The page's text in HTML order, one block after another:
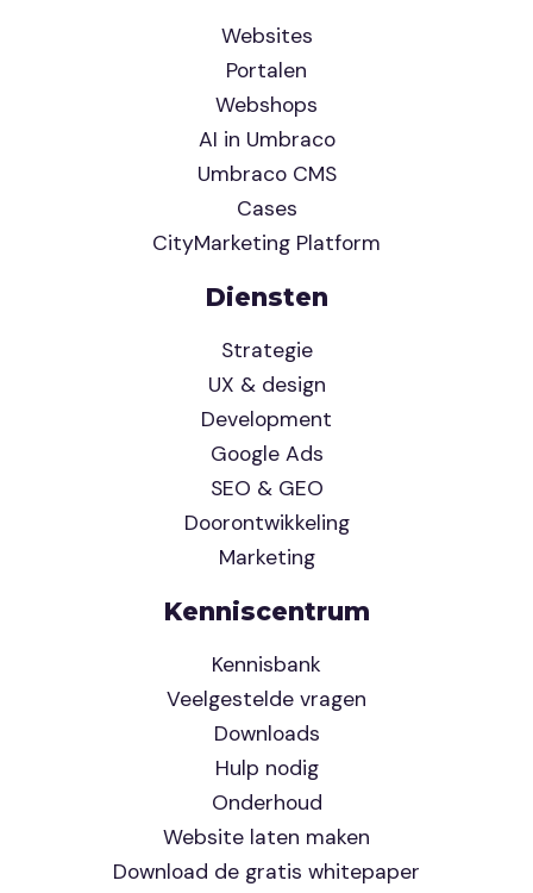
Websites
Portalen
Webshops
AI in Umbraco
Umbraco CMS
Cases
CityMarketing Platform
Diensten
Strategie
UX & design
Development
Google Ads
SEO & GEO
Doorontwikkeling
Marketing
Kenniscentrum
Kennisbank
Veelgestelde vragen
Downloads
Hulp nodig
Onderhoud
Website laten maken
Download de gratis whitepaper